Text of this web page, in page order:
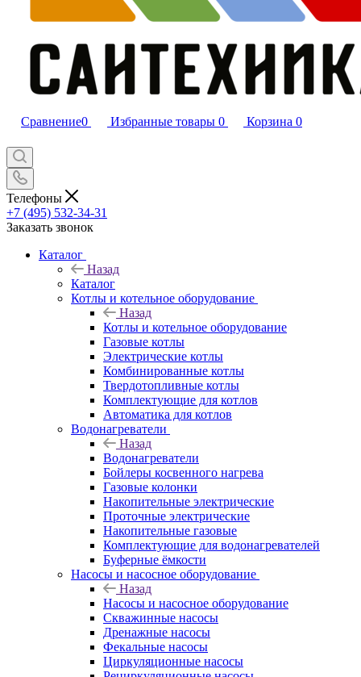
Сравнение0 Избранные товары 0 Корзина 0
Телефоны
+7 (495) 532‑34‑31
Заказать звонок
Каталог
Назад
Каталог
Котлы и котельное оборудование
Назад
Котлы и котельное оборудование
Газовые котлы
Электрические котлы
Комбинированные котлы
Твердотопливные котлы
Комплектующие для котлов
Автоматика для котлов
Водонагреватели
Назад
Водонагреватели
Бойлеры косвенного нагрева
Газовые колонки
Накопительные электрические
Проточные электрические
Накопительные газовые
Комплектующие для водонагревателей
Буферные ёмкости
Насосы и насосное оборудование
Назад
Насосы и насосное оборудование
Скважинные насосы
Дренажные насосы
Фекальные насосы
Циркуляционные насосы